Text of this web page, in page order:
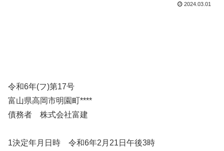
2024.03.01
令和6年(フ)第17号
富山県高岡市明園町****
債務者 株式会社富建
1決定年月日時 令和6年2月21日午後3時